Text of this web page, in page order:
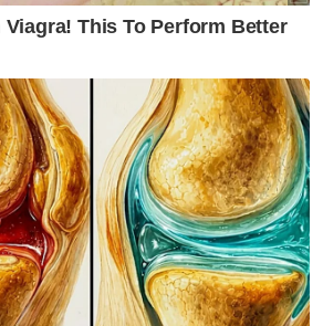
budaya dalam
menerusi E-Mel setiap